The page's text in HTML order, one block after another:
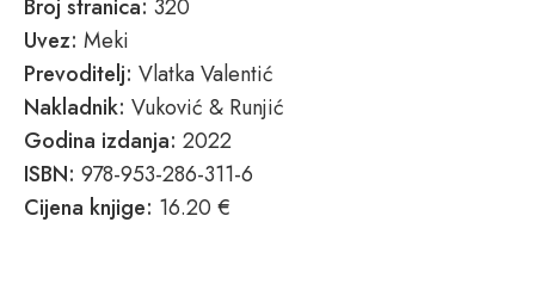
Broj stranica: 320
Uvez: Meki
Prevoditelj: Vlatka Valentić
Nakladnik: Vuković & Runjić
Godina izdanja: 2022
ISBN: 978-953-286-311-6
Cijena knjige: 16.20 €